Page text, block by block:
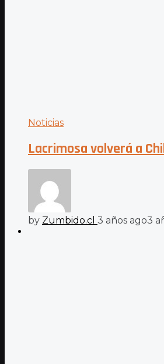
Noticias
Lacrimosa volverá a
by Zumbido.cl 3 años ago3